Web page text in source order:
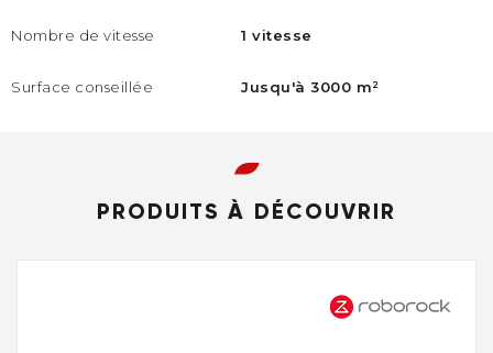
Nombre de vitesse
Surface conseillée​
1 vitesse
Jusqu'à 3000 m²​
PRODUITS À DÉCOUVRIR